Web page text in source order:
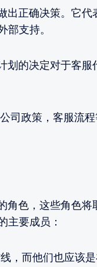
正确决策。它代
支持。
的决定对于客服
政策，客服流程
色，这些角色将
主要成员：
而他们也应该是